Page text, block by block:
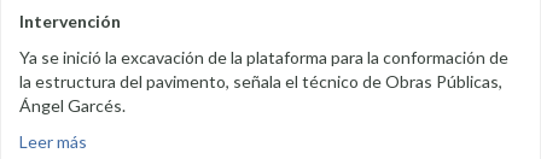
Intervención
Ya se inició la excavación de la plataforma para la conformación de
la estructura del pavimento, señala el técnico de Obras Públicas,
Ángel Garcés.
Leer más